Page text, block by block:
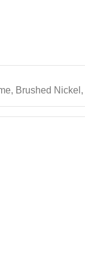
, Brushed Nickel ,